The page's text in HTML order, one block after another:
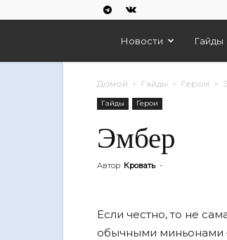
Empires
And
Новости Гайды
Домой Гайды Герои
Гайды Герои
Эмбер
Автор Кровать -
Если честно, то не
обычными миньонами